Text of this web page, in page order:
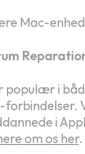
Mac-
populær i
i
om os her.